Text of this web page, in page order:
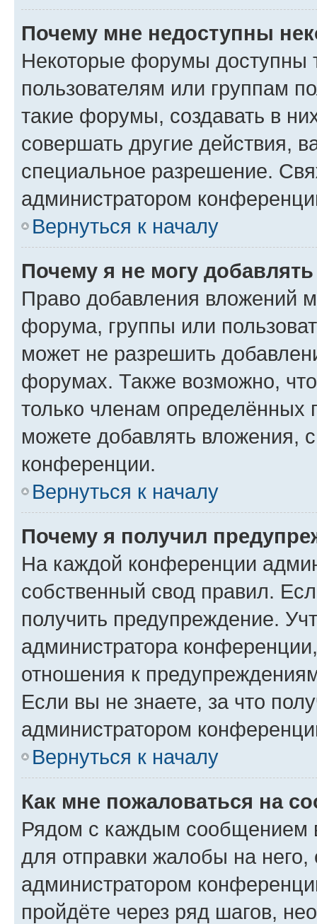
Почему мне недоступны
Некоторые форумы доступны
пользователям или группам
такие форумы, создавать в
совершать другие действия,
специальное разрешение.
администратором
Вернуться к началу
Почему я не могу
Право добавления вложений
форума, группы или
может не разрешить
форумах. Также возможно,
только членам определённых
можете добавлять вложения,
конференции.
Вернуться к началу
Почему я получил
На каждой конференции
собственный свод правил.
получить предупреждение.
администратора
отношения к
Если вы не знаете, за что
администратором
Вернуться к началу
Как мне пожаловаться на
Рядом с каждым сообщением
для отправки жалобы на
администратором
пройдёте через ряд шагов,